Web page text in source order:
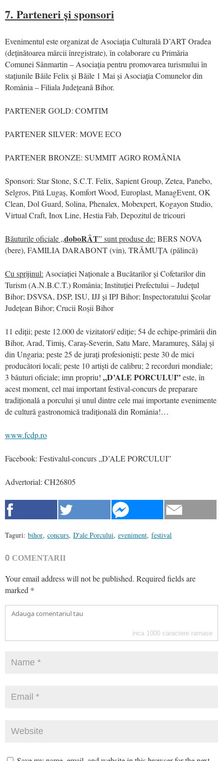
7. Parteneri și sponsori
Evenimentul este organizat de Asociația Culturală D’ART Oradea
(deținătoarea mărcii înregistrate), în colaborare cu Primăria
Comunei Sânmartin – Asociația pentru promovarea turismului în
stațiunile Băile Felix și Băile 1 Mai și Asociația Comunelor din
România – Filiala Județeană Bihor.
PARTENER GOLD: COMTIM
PARTENER SILVER: MOVE ECO
PARTENER BRONZE: SUMMIT AGRO ROMÂNIA
Sponsori: Star Stone, S.C.T. Felix, Sapient Group, Zetea, Panebo,
Selgros, Pită Lugaș, Komfort Wood, Europlast, ManagEvent, OK
Clean, Dol Guard, Solina, Phenalex, Mobexpert, Kogayon Studio,
Virtual Craft, Inox Line, Hestia Fab, Depozitul de tricouri
Băuturile oficiale „doboRÂT” sunt produse de: BERS NOVA
(bere), FAMILIA DARABONT (vin), TRĂMUȚA (pălincă)
Cu sprijinul: Asociației Naționale a Bucătarilor și Cofetarilor din
Turism (A.N.B.C.T.) România; Instituției Prefectului – Județul
Bihor; DSVSA, DSP, ISU, IJJ și IPJ Bihor; Inspectoratului Școlar
Județean Bihor; Crucii Roșii Bihor
11 ediții; peste 12.000 de vizitatori/ ediție; 54 de echipe-primării din
Bihor, Arad, Timiș, Caraș-Severin, Satu Mare, Maramureș, Sălaj și
din Ungaria; peste 25 de jurați profesioniști; peste 30 de mici
producători locali; peste 10 artiști de calibru; 2 recorduri mondiale;
3 băuturi oficiale; imn propriu! „D’ALE PORCULUI”este, în
acest moment, cel mai important festival-concurs de preparare
tradițională a porcului și unul dintre cele mai importante evenimente
de cultură gastronomică tradițională din România!…
www.fcdp.ro
Facebook: Festivalul-concurs „D’ALE PORCULUI”
Advertorial: CH26805
Taguri: bihor, concurs, D'ale Porcului, eveniment, festival
0 COMENTARII
Your email address will not be published. Required fields are
marked *
inca 1000 caractere ramase